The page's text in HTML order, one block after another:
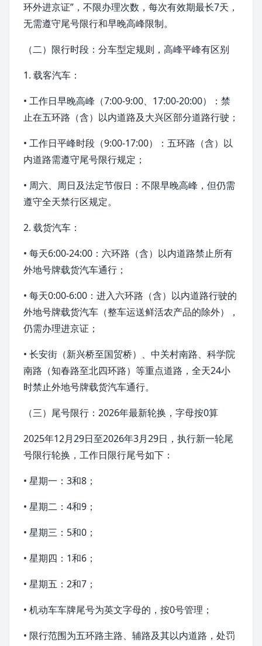
环外进京证”，不限办理次数，每次有效期最长7天，
无需遵守尾号限行和早晚高峰限制。
（二）限行时段：分车型定规则，高峰平峰有区别
1. 载客汽车：
• 工作日早晚高峰（7:00-9:00、17:00-20:00）：禁
止在五环路（含）以内道路及大兴区部分道路行驶；
• 工作日平峰时段（9:00-17:00）：五环路（含）以
内道路需遵守尾号限行规定；
• 周六、周日及法定节假日：不限早晚高峰，但仍需
遵守全天禁行区规定。
2. 载货汽车：
• 每天6:00-24:00：六环路（含）以内道路禁止所有
外地号牌载货汽车通行；
• 每天0:00-6:00：进入六环路（含）以内道路行驶的
外地号牌载货汽车（整车运送鲜活农产品的除外），
仍需办理进京证；
• 长安街（新兴桥至国贸桥）、中关村南路、科学院
南路（知春路至北四环路）等重点道路，全天24小
时禁止外地号牌载货汽车通行。
（三）尾号限行：2026年最新轮换，字母按0算
2025年12月29日至2026年3月29日，执行新一轮尾
号限行轮换，工作日限行尾号如下：
• 星期一：3和8；
• 星期二：4和9；
• 星期三：5和0；
• 星期四：1和6；
• 星期五 ：2和7；
• 机动车车牌尾号为英文字母的，按0号管理；
• 限行范围为五环路主路、辅路及其以内道路，处罚